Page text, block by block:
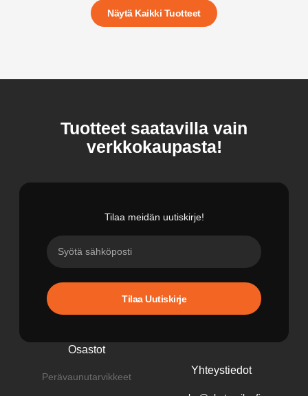
Näytä Kaikki Tuotteet
Tuotteet saatavilla vain
verkkokaupasta!
Tilaa meidän uutiskirje!
Tilaa Uutiskirje
Osastot
Perävaunutarvikkeet
Yhteystiedot